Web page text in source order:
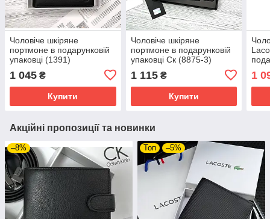
Чоловіче шкіряне
портмоне в подарунковій
упаковці (1391)
1 045 ₴
Купити
Чоловіче шкіряне
портмоне в подарунковій
упаковці Ск (8875-3)
1 115₴
Купити
1
Акційні пропозиції та новинки
–8% Топ –5%